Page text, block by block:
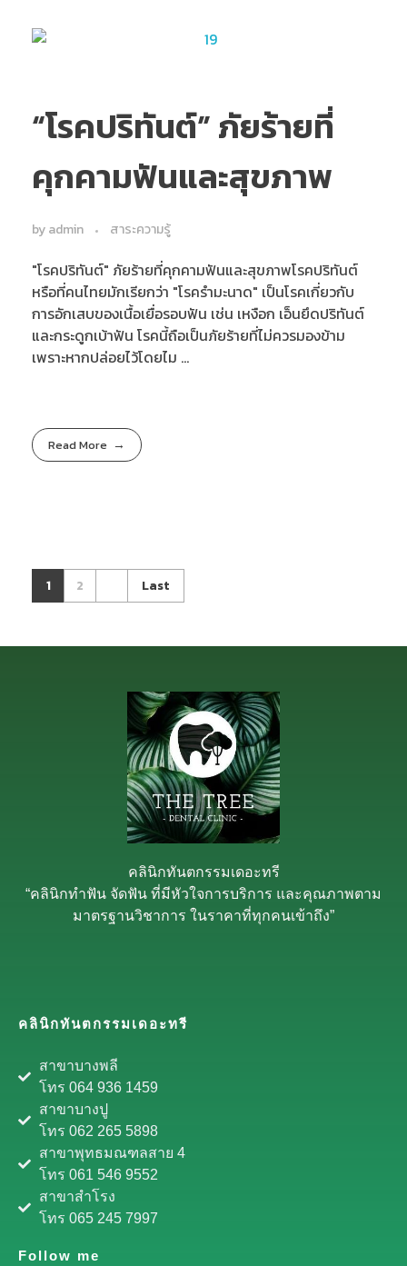
“โรคปริทันต์” ภัยร้ายที่
คุกคามฟันและสุขภาพ
byadmin สาระความรู้
"โรคปริทันต์" ภัยร้ายที่คุกคามฟันและสุขภาพโรคปริทันต์
หรือที่คนไทยมักเรียกว่า "โรครำมะนาด" เป็นโรคเกี่ยวกับ
การอักเสบของเนื้อเยื่อรอบฟัน เช่น เหงือก เอ็นยึดปริทันต์
และกระดูกเบ้าฟัน โรคนี้ถือเป็นภัยร้ายที่ไม่ควรมองข้าม
เพราะหากปล่อยไว้โดยไม ...
Read More
1 2 Last
คลินิกทันตกรรมเดอะทรี
“คลินิกทำฟัน จัดฟัน ที่มีหัวใจการบริการ และคุณภาพตาม
มาตรฐานวิชาการ ในราคาที่ทุกคนเข้าถึง”
คลินิกทันตกรรมเดอะทรี
สาขาบางพลี
โทร 064 936 1459
สาขาบางปู
โทร 062 265 5898
สาขาพุทธมณฑลสาย 4
โทร 061 546 9552
สาขาสำโรง
โทร 065 245 7997
Follow me